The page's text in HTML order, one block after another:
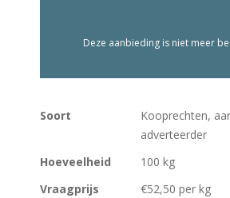
Soort
Kooprechten,
adverteerder
Hoeveelheid
100 kg
Vraagprijs
€52,50 per kg
Deze aanbieding is niet meer